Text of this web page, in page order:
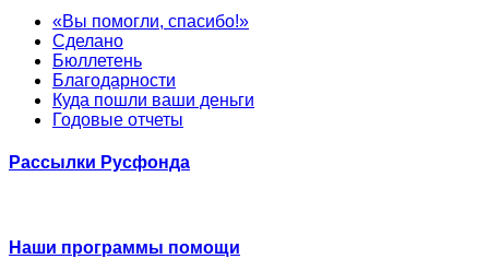
«Вы помогли, спасибо!»
Сделано
Бюллетень
Благодарности
Куда пошли ваши деньги
Годовые отчеты
Рассылки Русфонда
Наши программы помощи